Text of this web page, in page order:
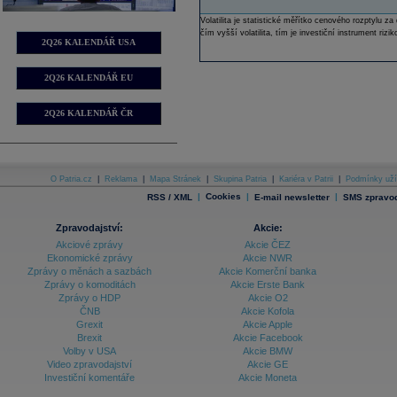
2Q26 KALENDÁŘ USA
2Q26 KALENDÁŘ EU
2Q26 KALENDÁŘ ČR
Volatilita je statistické měřítko cenového rozptylu
čím vyšší volatilita, tím je investiční instrument
O Patria.cz Reklama Mapa Stránek Skupina Patria Kariéra v Patrii Podmínky
RSS / XML | Cookies | E-mail newsletter | SMS
Zpravodajství:
Akciové zprávy
Ekonomické zprávy
Zprávy o měnách a sazbách
Zprávy o komoditách
Zprávy o HDP
ČNB
Grexit
Brexit
Volby v USA
Video zpravodajství
Investiční komentáře
Akcie:
Akcie ČEZ
Akcie NWR
Akcie Komerční banka
Akcie Erste Bank
Akcie O2
Akcie Kofola
Akcie Apple
Akcie Facebook
Akcie BMW
Akcie GE
Akcie Moneta